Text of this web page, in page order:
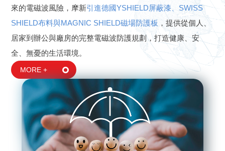
來的電磁波風險，摩新引進德國YSHIELD屏蔽漆、SWISS
SHIELD布料與MAGNIC SHIELD磁場防護板，提供從個人、
居家到辦公與廠房的完整電磁波防護規劃，打造健康、安
全、無憂的生活環境。
MORE +